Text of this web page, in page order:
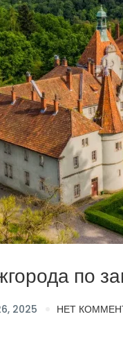
по
2025 НЕТ